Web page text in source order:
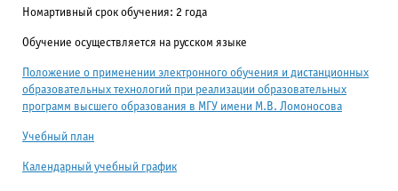
Номартивный срок обучения: 2 года
Обучение осуществляется на русском языке
Положение о применении электронного обучения и дистанционных
образовательных технологий при реализации образовательных
программ высшего образования в МГУ имени М.В. Ломоносова
Учебный план
Календарный учебный график